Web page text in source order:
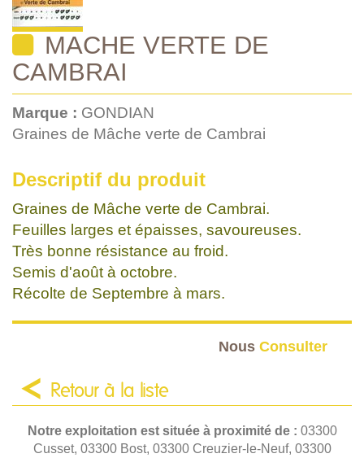
MACHE VERTE DE
CAMBRAI
Marque : GONDIAN
Graines de Mâche verte de Cambrai
Descriptif du produit
Graines de Mâche verte de Cambrai.
Feuilles larges et épaisses, savoureuses.
Très bonne résistance au froid.
Semis d'août à octobre.
Récolte de Septembre à mars.
Nous Consulter
Retour à la liste
Notre exploitation est située à proximité de : 03300
Cusset, 03300 Bost, 03300 Creuzier-le-Neuf, 03300